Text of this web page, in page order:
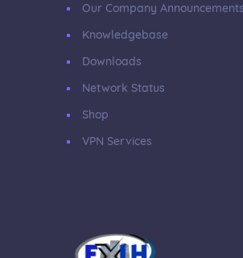
Our Company Announcements
Knowledgebase
Downloads
Network Status
Shop
VPN Services